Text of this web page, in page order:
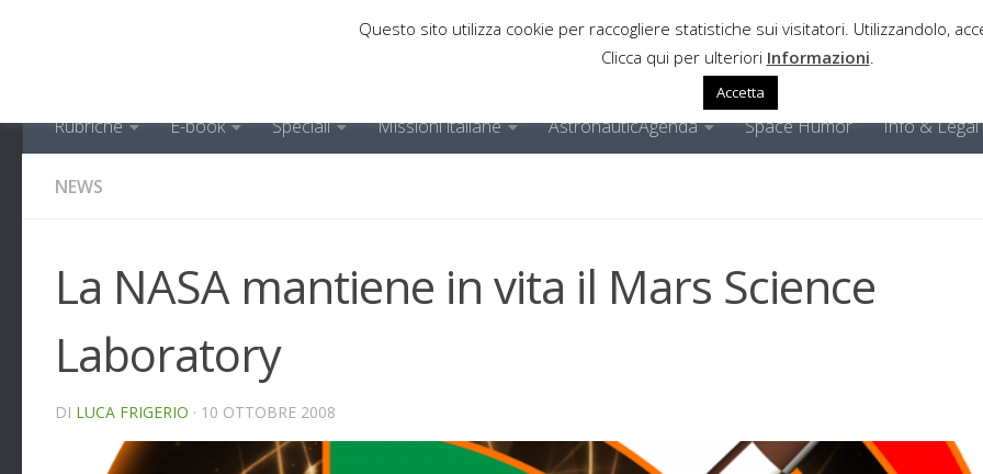
Rubriche E-book Speciali Missioni italiane AstronauticAgenda Space Humor Info & Legal
NEWS
La NASA mantiene in vita il Mars Science
Laboratory
DI LUCA FRIGERIO · 10 OTTOBRE 2008
Questo sito utilizza cookie per raccogliere statistiche sui visitatori. Utilizzandolo,
Clicca qui per ulteriori Informazioni
Accetta